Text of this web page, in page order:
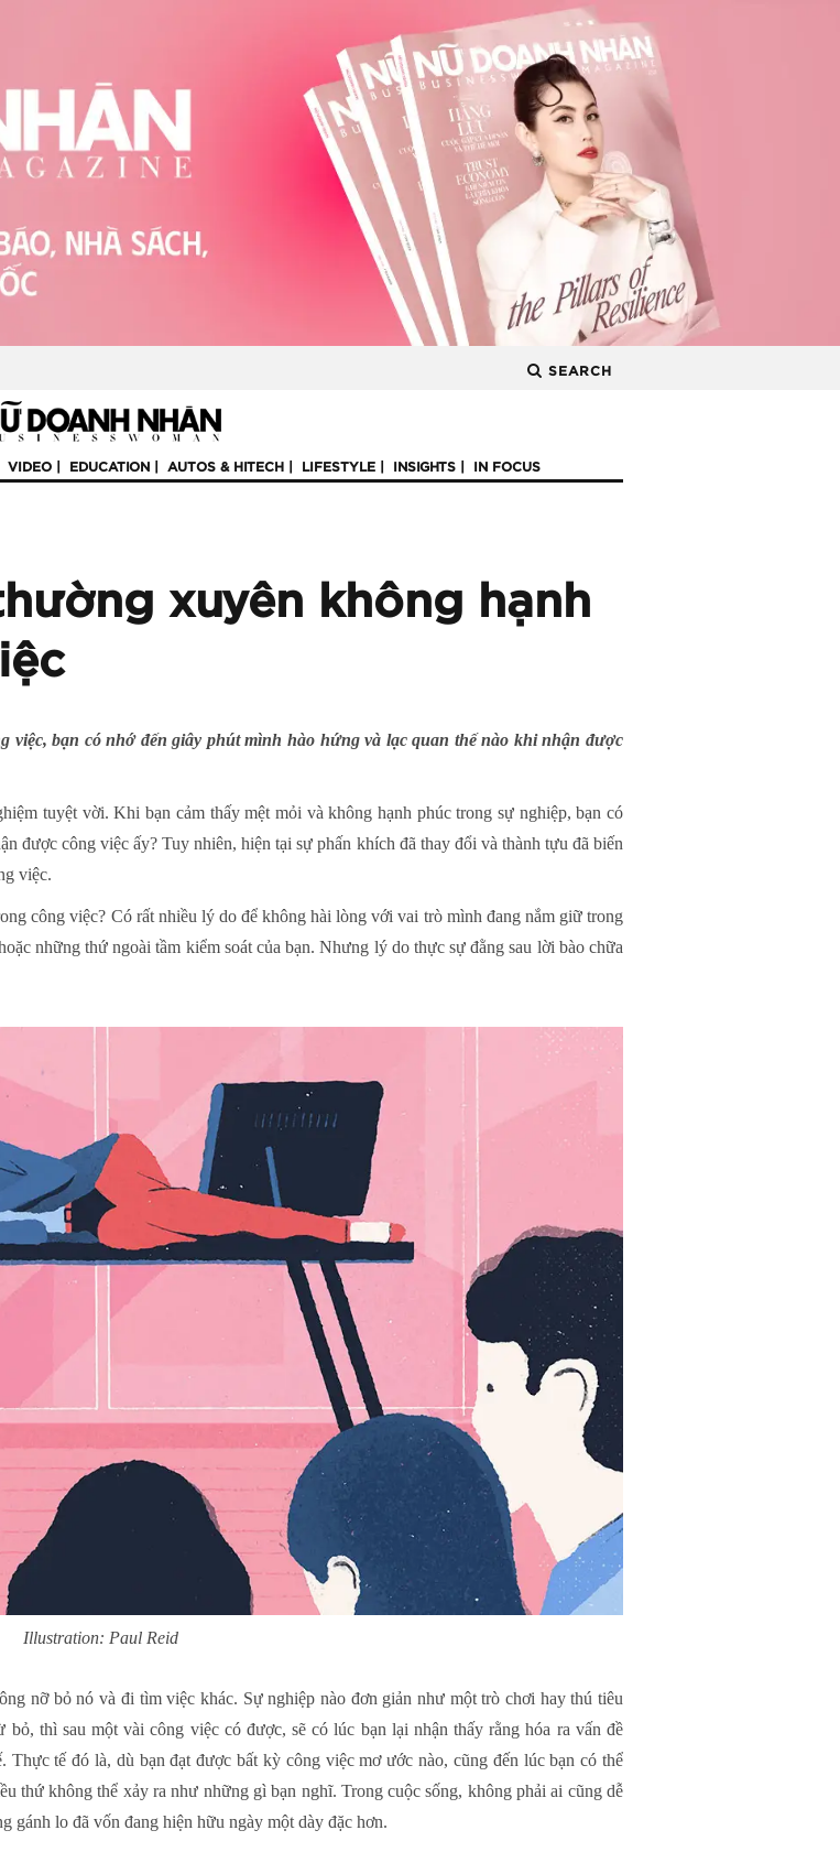
SEARCH
VIDEO EDUCATION AUTOS & HITECH LIFESTYLE INSIGHTS IN FOCUS
xuyên không hạnh
việc, bạn có nhớ đến giây phút mình hào hứng và lạc quan thế nào khi nhận được
tuyệt vời. Khi bạn cảm thấy mệt mỏi và không hạnh phúc trong sự nghiệp, bạn có
được công việc ấy? Tuy nhiên, hiện tại sự phấn khích đã thay đổi và thành tựu đã biến
việc.
công việc? Có rất nhiều lý do để không hài lòng với vai trò mình đang nắm giữ trong
những thứ ngoài tầm kiểm soát của bạn. Nhưng lý do thực sự đằng sau lời bào chữa
Illustration: Paul Reid
nỡ bỏ nó và đi tìm việc khác. Sự nghiệp nào đơn giản như một trò chơi hay thú tiêu
thì sau một vài công việc có được, sẽ có lúc bạn lại nhận thấy rằng hóa ra vấn đề
tế đó là, dù bạn đạt được bất kỳ công việc mơ ước nào, cũng đến lúc bạn có thể
thứ không thể xảy ra như những gì bạn nghĩ. Trong cuộc sống, không phải ai cũng dễ
gánh lo đã vốn đang hiện hữu ngày một dày đặc hơn.